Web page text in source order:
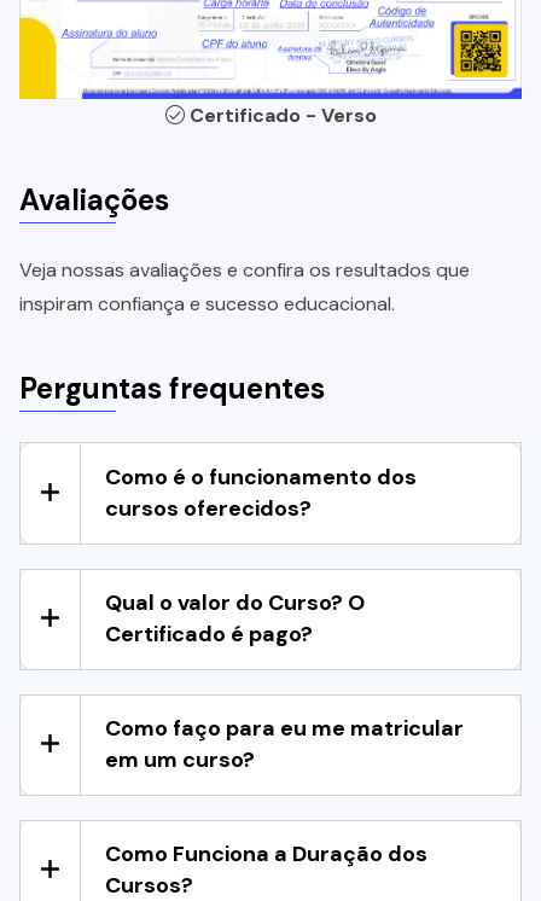
Certificado - Verso
Avaliações
Veja nossas avaliações e confira os resultados que
inspiram confiança e sucesso educacional.
Perguntas frequentes
Como é o funcionamento dos
cursos oferecidos?
Qual o valor do Curso? O
Certificado é pago?
Como faço para eu me matricular
em um curso?
Como Funciona a Duração dos
Cursos?